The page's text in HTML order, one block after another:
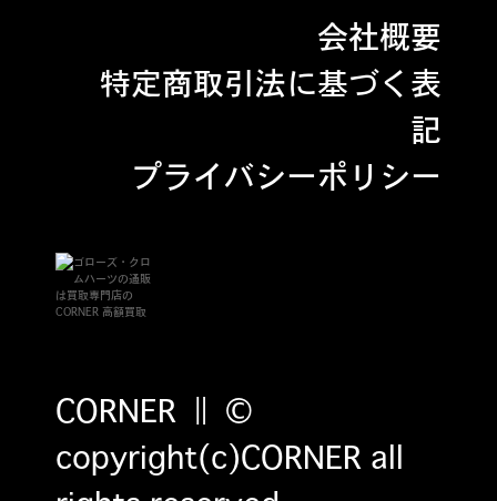
会社概要
特定商取引法に基づく表
記
プライバシーポリシー
CORNER ‖ ©
copyright(c)CORNER all